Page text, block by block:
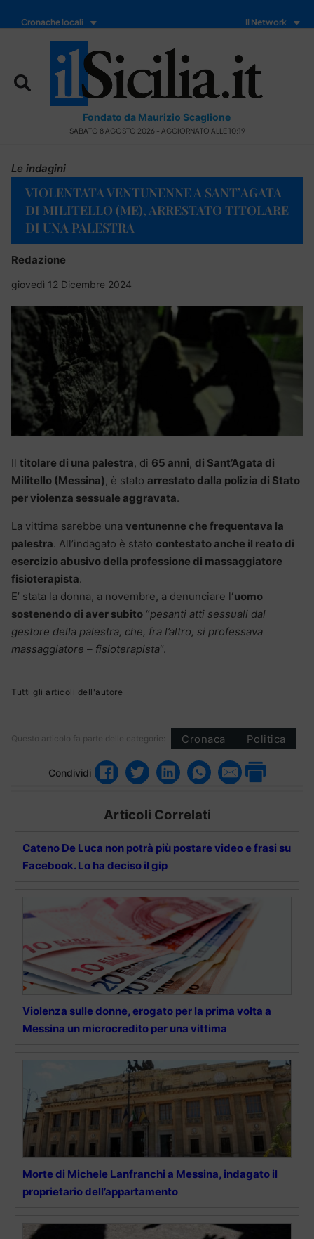
Cronache locali Il Network
Fondato da Maurizio Scaglione
SABATO 8 AGOSTO 2026 - AGGIORNATO ALLE 10:19
Le indagini
VIOLENTATA VENTUNENNE A SANT’AGATA
DI MILITELLO (ME), ARRESTATO TITOLARE
DI UNA PALESTRA
Redazione
giovedì 12 Dicembre 2024
Il titolare di una palestra, di 65 anni, di Sant’Agata di
Militello (Messina), è stato arrestato dalla polizia di Stato
per violenza sessuale aggravata.
La vittima sarebbe una ventunenne che frequentava la
palestra. All’indagato è stato contestato anche il reato di
esercizio abusivo della professione di massaggiatore
fisioterapista.
E’ stata la donna, a novembre, a denunciare l‘uomo
sostenendo di aver subito “pesanti atti sessuali dal
gestore della palestra, che, fra l’altro, si professava
massaggiatore – fisioterapista“.
Tutti gli articoli dell'autore
Questo articolo fa parte delle categorie: Cronaca Politica
Condividi
Articoli Correlati
Cateno De Luca non potrà più postare video e frasi su
Facebook. Lo ha deciso il gip
Violenza sulle donne, erogato per la prima volta a
Messina un microcredito per una vittima
Morte di Michele Lanfranchi a Messina, indagato il
proprietario dell’appartamento